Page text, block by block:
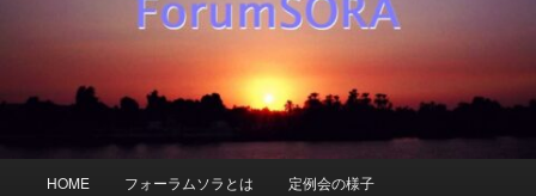
HOME フォーラムソラとは 定例会の様子